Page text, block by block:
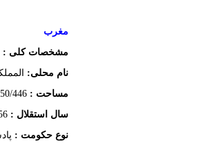
مغرب
مشخصات کلی :
نام محلی:
مساحت :
سال استقلال :
نوع حکومت :